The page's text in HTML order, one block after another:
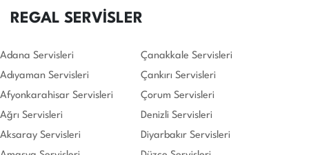
REGAL SERVİSLER
Adana Servisleri
Adıyaman Servisleri
Afyonkarahisar Servisleri
Ağrı Servisleri
Aksaray Servisleri
Çanakkale Servisleri
Çankırı Servisleri
Çorum Servisleri
Denizli Servisleri
Diyarbakır Servisleri